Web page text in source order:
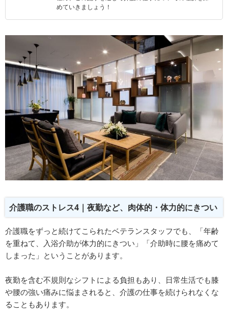
めていきましょう！
介護職のストレス4｜夜勤など、肉体的・体力的にきつい
介護職をずっと続けてこられたベテランスタッフでも、「年齢
を重ねて、入浴介助が体力的にきつい」「介助時に腰を痛めて
しまった」ということがあります。
夜勤を含む不規則なシフトによる負担もあり、日常生活でも膝
や腰の強い痛みに悩まされると、介護の仕事を続けられなくな
ることもあります。